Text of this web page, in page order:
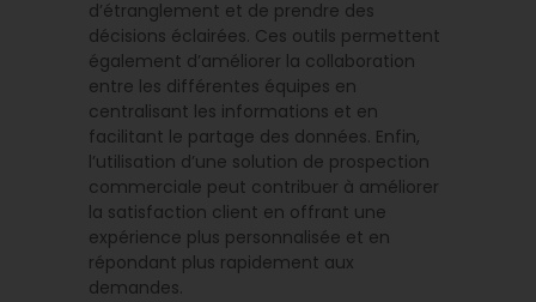
d’étranglement et de prendre des
décisions éclairées. Ces outils permettent
également d’améliorer la collaboration
entre les différentes équipes en
centralisant les informations et en
facilitant le partage des données. Enfin,
l’utilisation d’une solution de prospection
commerciale peut contribuer à améliorer
la satisfaction client en offrant une
expérience plus personnalisée et en
répondant plus rapidement aux
demandes.